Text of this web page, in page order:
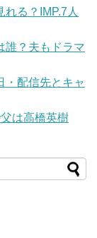
る？IMP.7人
誰？夫もドラマ
・配信先とキャ
は高橋英樹